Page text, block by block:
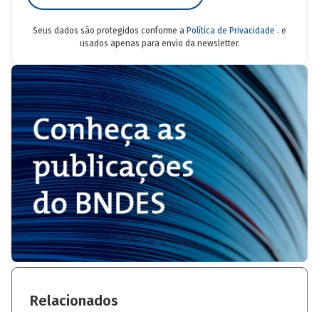
Seus dados são protegidos conforme a Política de Privacidade . e
usados apenas para envio da newsletter.
Relacionados